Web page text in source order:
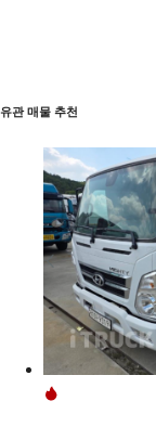
유관 매물 추천